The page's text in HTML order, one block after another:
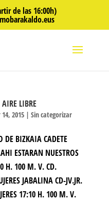
de las 16:00h)
LIBRE
2015| Sin categorizar
DE BIZKAIA CADETE
ESTARAN NUESTROS
H. 100 M. V. CD.
JABALINA CD-JV.JR.
17:10 H. 100 M. V.